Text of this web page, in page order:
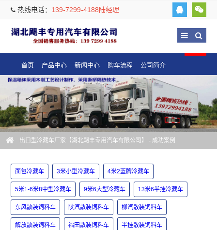
热线电话： 139-7299-4188陆经理
首页 产品中心 新闻中心 购车流程 公司简介
出口型冷藏车厂家【湖北飓丰专用汽车有限公司】 - 成功案例
面包冷藏车 3米小型冷藏车 4米2蓝牌冷藏车
5米1-6米8中型冷藏车 9米6大型冷藏车 13米6半挂冷藏车
东风散装饲料车 陕汽散装饲料车 柳汽散装饲料车
解放散装饲料车 福田散装饲料车 半挂散装饲料车